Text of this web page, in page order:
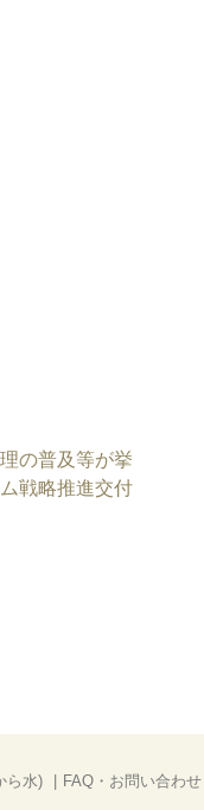
の普及等が挙
戦略推進交付
ら水) FAQ・お問い合わせ